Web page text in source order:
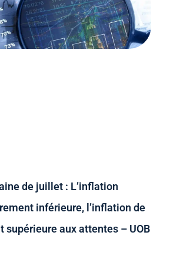
de juillet : L’inflation
inférieure, l’inflation de
supérieure aux attentes – UOB